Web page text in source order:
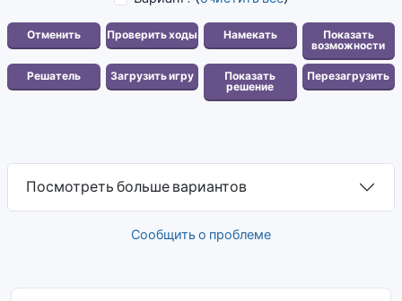
Посмотреть больше вариантов
Сообщить о проблеме